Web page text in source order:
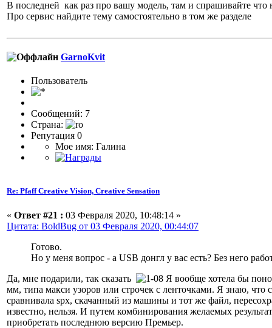
В последней как раз про вашу модель, там и спрашивайте что
Про сервис найдите тему самостоятельно в том же разделе
GarnoKvit
Пользователь
Сообщений: 7
Страна:
Репутация 0
Мое имя: Галина
Re: Pfaff Creative Vision, Creative Sensation
« Ответ #21 : 03 Февраля 2020, 10:48:14 »
Цитата: BoldBug от 03 Февраля 2020, 00:44:07
Готово.
Но у меня вопрос - а USB донгл у вас есть? Без него
Да, мне подарили, так сказать
Я вообще хотела бы
мм, типа макси узоров или строчек с ленточками. Я знаю, что
сравнивала spx, скачанный из машины и тот же файл,
известно, нельзя. И путем комбинирования желаемых
приобретать последнюю версию Премьер.